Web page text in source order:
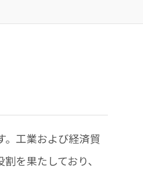
。工業および経済貿
を果たしており、